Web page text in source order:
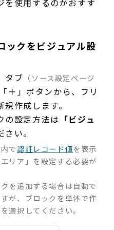
を使用するのがおすす
ックをビジュアル設
タブ （ソース設定ページ
＋」ボタンから、フリ
作成します。
の設定方法は 「ビジュ
い。
で認証レコード値を表示
リア」を設定する必要が
を追加する場合は自動で
が、ブロックを単体で作
選択してください。